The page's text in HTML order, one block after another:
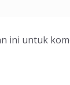
ini untuk